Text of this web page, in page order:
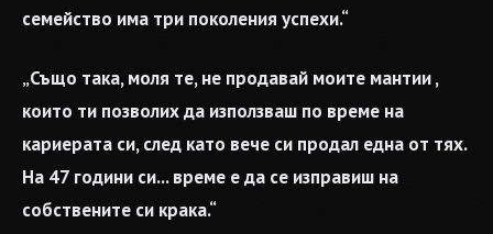
семейство има три поколения успехи.“
„Също така, моля те, не продавай моите мантии ,
които ти позволих да използваш по време на
кариерата си, след като вече си продал една от тях.
На 47 години си... време е да се изправиш на
собствените си крака.“